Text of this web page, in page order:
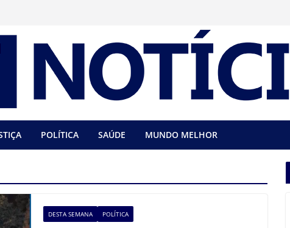
POLÍTICA SAÚDE MUNDO MELHOR
DESTA SEMANA POLÍTICA